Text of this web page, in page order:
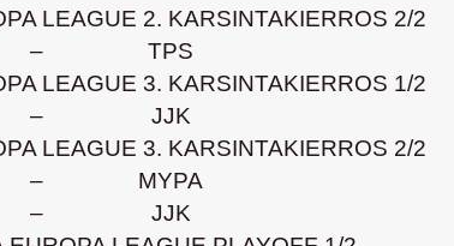
LEAGUE 2. KARSINTAKIERROS 2/2
–
TPS
LEAGUE 3. KARSINTAKIERROS 1/2
–
JJK
LEAGUE 3. KARSINTAKIERROS 2/2
–
MYPA
–
JJK